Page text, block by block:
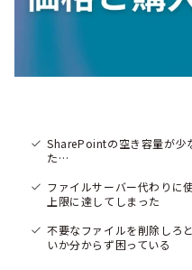
SharePointの空き容量が少
た…
ファイルサーバー代わりに
上限に達してしまった
不要なファイルを削除しろ
いか分からず困っている